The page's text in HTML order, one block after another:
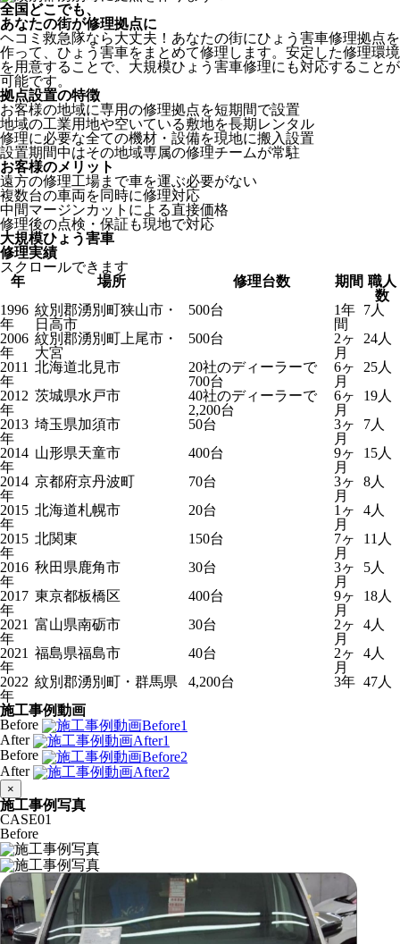
全国どこでも、
あなたの街が修理拠点に
ヘコミ救急隊なら大丈夫！あなたの街にひょう害車修理拠点を
作って、ひょう害車をまとめて修理します。安定した修理環境
を用意することで、大規模ひょう害車修理にも対応することが
可能です。
拠点設置の特徴
お客様の地域に専用の修理拠点を短期間で設置
地域の工業用地や空いている敷地を長期レンタル
修理に必要な全ての機材・設備を現地に搬入設置
設置期間中はその地域専属の修理チームが常駐
お客様のメリット
遠方の修理工場まで車を運ぶ必要がない
複数台の車両を同時に修理対応
中間マージンカットによる直接価格
修理後の点検・保証も現地で対応
大規模ひょう害車
修理実績
スクロールできます
年
場所 修理台数 期間 職人
数
1996
年
紋別郡湧別町狭山市・
日高市
500台
1年
間
7人
2006
年
紋別郡湧別町上尾市・
大宮
500台
2ヶ
月
24人
2011
年
北海道北見市
20社のディーラーで
700台
6ヶ
月
25人
2012
年
茨城県水戸市
40社のディーラーで
2,200台
6ヶ
月
19人
2013
年
埼玉県加須市 50台
3ヶ
月
7人
2014
年
山形県天童市 400台
9ヶ
月
15人
2014
年
京都府京丹波町 70台
3ヶ
月
8人
2015
年
北海道札幌市 20台
1ヶ
月
4人
2015
年
北関東 150台
7ヶ
月
11人
2016
年
秋田県鹿角市 30台
3ヶ
月
5人
2017
年
東京都板橋区 400台
9ヶ
月
18人
2021
年
富山県南砺市 30台
2ヶ
月
4人
2021
年
福島県福島市 40台
2ヶ
月
4人
2022
年
紋別郡湧別町・群馬県 4,200台 3年 47人
施工事例動画
Before
After
Before
After
×
施工事例写真
CASE01
Before